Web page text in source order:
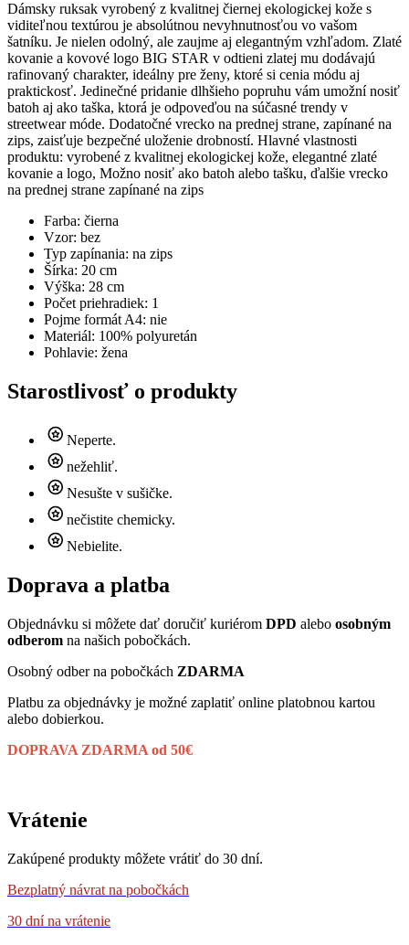
Dámsky ruksak vyrobený z kvalitnej čiernej ekologickej kože s
viditeľnou textúrou je absolútnou nevyhnutnosťou vo vašom
šatníku. Je nielen odolný, ale zaujme aj elegantným vzhľadom. Zlaté
kovanie a kovové logo BIG STAR v odtieni zlatej mu dodávajú
rafinovaný charakter, ideálny pre ženy, ktoré si cenia módu aj
praktickosť. Jedinečné pridanie dlhšieho popruhu vám umožní nosiť
batoh aj ako taška, ktorá je odpoveďou na súčasné trendy v
streetwear móde. Dodatočné vrecko na prednej strane, zapínané na
zips, zaisťuje bezpečné uloženie drobností. Hlavné vlastnosti
produktu: vyrobené z kvalitnej ekologickej kože, elegantné zlaté
kovanie a logo, Možno nosiť ako batoh alebo tašku, ďalšie vrecko
na prednej strane zapínané na zips
Farba: čierna
Vzor: bez
Typ zapínania: na zips
Šírka: 20 cm
Výška: 28 cm
Počet priehradiek: 1
Pojme formát A4: nie
Materiál: 100% polyuretán
Pohlavie: žena
Starostlivosť o produkty
Neperte.
nežehliť.
Nesušte v sušičke.
nečistite chemicky.
Nebielite.
Doprava a platba
Objednávku si môžete dať doručiť kuriérom DPD alebo osobným
odberom na našich pobočkách.
Osobný odber na pobočkách ZDARMA
Platbu za objednávky je možné zaplatiť online platobnou kartou
alebo dobierkou.
DOPRAVA ZDARMA od 50€
Vrátenie
Zakúpené produkty môžete vrátiť do 30 dní.
Bezplatný návrat na pobočkách
30 dní na vrátenie